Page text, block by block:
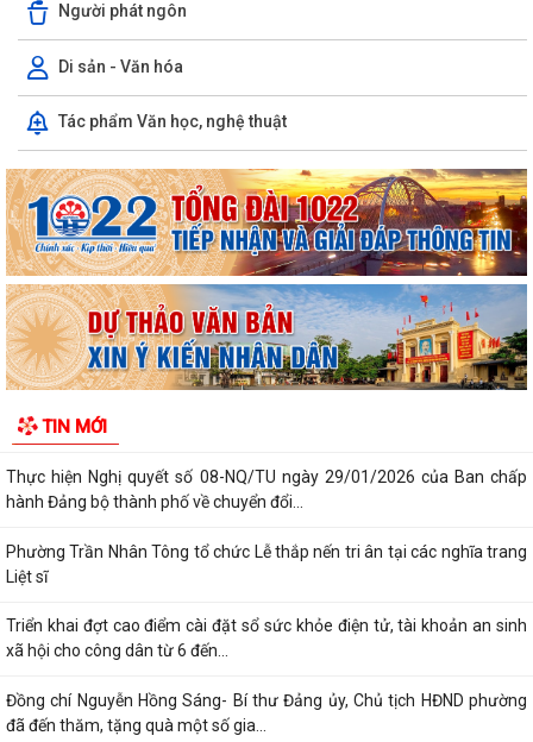
Người phát ngôn
Di sản - Văn hóa
Tác phẩm Văn học, nghệ thuật
TIN MỚI
Kiến tạo “Thế” quốc gia: Bước chuyển của tư duy đối ngoại Việt Nam
trong kỷ nguyên mới
PHÁT HUY GIÁ TRỊ CÁC DI TÍCH VĂN HÓA TRONG KỶ NGUYÊN MỚI Ở
PHƯỜNG TRẦN NHÂN TÔNG, THÀNH PHỐ HẢI...
Phường Trần Nhân Tông tham dự hội nghị trực tuyến báo cáo viên
thành phố tháng 7/2026
Lãnh đạo phường kiểm tra các trạm bơm, hồ đập sau mưa lớn
tìm kiếm, quy tập và xác định...
Thực hiện Nghị quyết số 08-NQ/TU ngày 29/01/2026 của Ban chấp
hành Đảng bộ thành phố về chuyển đổi...
Phường Trần Nhân Tông tổ chức Lễ thắp nến tri ân tại các nghĩa trang
Liệt sĩ
Triển khai đợt cao điểm cài đặt sổ sức khỏe điện tử, tài khoản an sinh
xã hội cho công dân từ 6 đến...
Đồng chí Nguyễn Hồng Sáng- Bí thư Đảng ủy, Chủ tịch HĐND phường
đã đến thăm, tặng quà một số gia...